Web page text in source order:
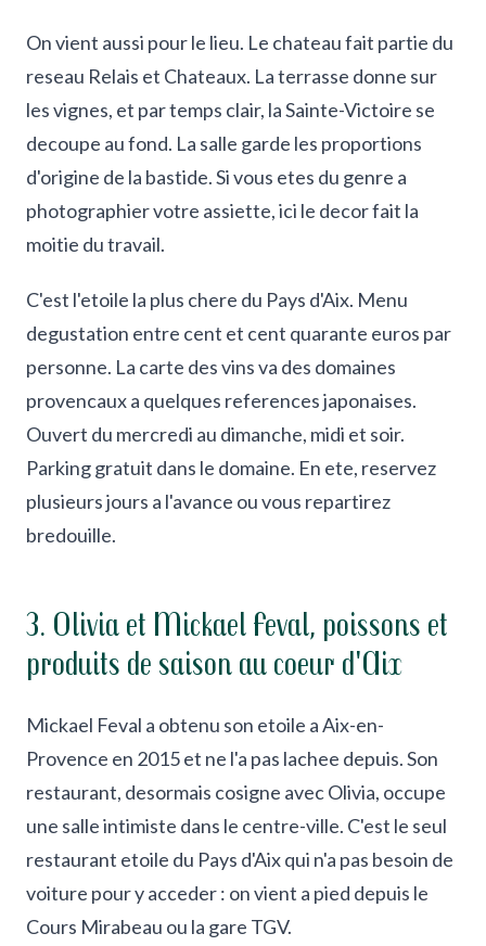
On vient aussi pour le lieu. Le chateau fait partie du
reseau Relais et Chateaux. La terrasse donne sur
les vignes, et par temps clair, la Sainte-Victoire se
decoupe au fond. La salle garde les proportions
d'origine de la bastide. Si vous etes du genre a
photographier votre assiette, ici le decor fait la
moitie du travail.
C'est l'etoile la plus chere du Pays d'Aix. Menu
degustation entre cent et cent quarante euros par
personne. La carte des vins va des domaines
provencaux a quelques references japonaises.
Ouvert du mercredi au dimanche, midi et soir.
Parking gratuit dans le domaine. En ete, reservez
plusieurs jours a l'avance ou vous repartirez
bredouille.
3. Olivia et Mickael Feval, poissons et
produits de saison au coeur d'Aix
Mickael Feval a obtenu son etoile a Aix-en-
Provence en 2015 et ne l'a pas lachee depuis. Son
restaurant, desormais cosigne avec Olivia, occupe
une salle intimiste dans le centre-ville. C'est le seul
restaurant etoile du Pays d'Aix qui n'a pas besoin de
voiture pour y acceder : on vient a pied depuis le
Cours Mirabeau ou la gare TGV.